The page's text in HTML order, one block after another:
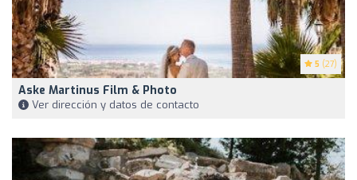
5 (27)
Aske Martinus Film & Photo
Ver dirección y datos de contacto